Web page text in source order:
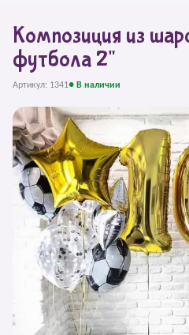
Композиция из
футбола 2"
Артикул: 1341● В наличии